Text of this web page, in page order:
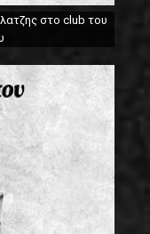
στο club του